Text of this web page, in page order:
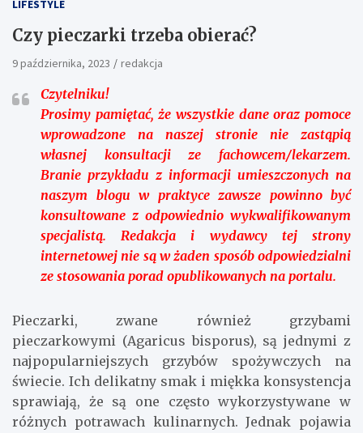
LIFESTYLE
Czy pieczarki trzeba obierać?
9 października, 2023 redakcja
Czytelniku!
Prosimy pamiętać, że wszystkie dane oraz pomoce
wprowadzone na naszej stronie nie zastąpią
własnej konsultacji ze fachowcem/lekarzem.
Branie przykładu z informacji umieszczonych na
naszym blogu w praktyce zawsze powinno być
konsultowane z odpowiednio wykwalifikowanym
specjalistą. Redakcja i wydawcy tej strony
internetowej nie są w żaden sposób odpowiedzialni
ze stosowania porad opublikowanych na portalu.
Pieczarki, zwane również grzybami
pieczarkowymi (Agaricus bisporus), są jednymi z
najpopularniejszych grzybów spożywczych na
świecie. Ich delikatny smak i miękka konsystencja
sprawiają, że są one często wykorzystywane w
różnych potrawach kulinarnych. Jednak pojawia